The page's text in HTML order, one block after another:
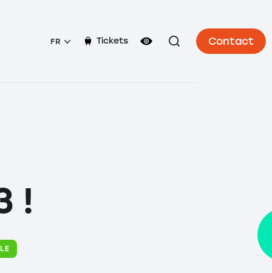
FR Tickets Contact
!